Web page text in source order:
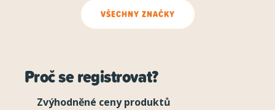
VŠECHNY ZNAČKY
Proč se registrovat?
Zvýhodněné ceny produktů